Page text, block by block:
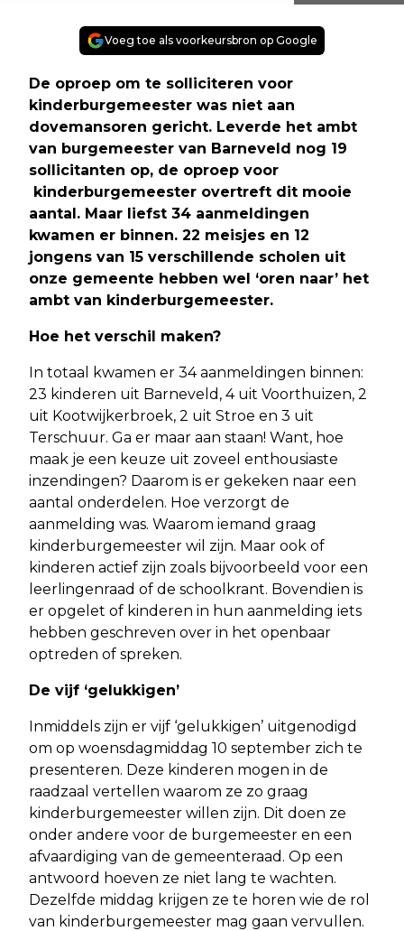
Voeg toe als voorkeursbron op Google
De oproep om te solliciteren voor
kinderburgemeester was niet aan
dovemansoren gericht. Leverde het ambt
van burgemeester van Barneveld nog 19
sollicitanten op, de oproep voor
kinderburgemeester overtreft dit mooie
aantal. Maar liefst 34 aanmeldingen
kwamen er binnen. 22 meisjes en 12
jongens van 15 verschillende scholen uit
onze gemeente hebben wel ‘oren naar’ het
ambt van kinderburgemeester.
Hoe het verschil maken?
In totaal kwamen er 34 aanmeldingen binnen:
23 kinderen uit Barneveld, 4 uit Voorthuizen, 2
uit Kootwijkerbroek, 2 uit Stroe en 3 uit
Terschuur. Ga er maar aan staan! Want, hoe
maak je een keuze uit zoveel enthousiaste
inzendingen? Daarom is er gekeken naar een
aantal onderdelen. Hoe verzorgt de
aanmelding was. Waarom iemand graag
kinderburgemeester wil zijn. Maar ook of
kinderen actief zijn zoals bijvoorbeeld voor een
leerlingenraad of de schoolkrant. Bovendien is
er opgelet of kinderen in hun aanmelding iets
hebben geschreven over in het openbaar
optreden of spreken.
De vijf ‘gelukkigen’
Inmiddels zijn er vijf ‘gelukkigen’ uitgenodigd
om op woensdagmiddag 10 september zich te
presenteren. Deze kinderen mogen in de
raadzaal vertellen waarom ze zo graag
kinderburgemeester willen zijn. Dit doen ze
onder andere voor de burgemeester en een
afvaardiging van de gemeenteraad. Op een
antwoord hoeven ze niet lang te wachten.
Dezelfde middag krijgen ze te horen wie de rol
van kinderburgemeester mag gaan vervullen.